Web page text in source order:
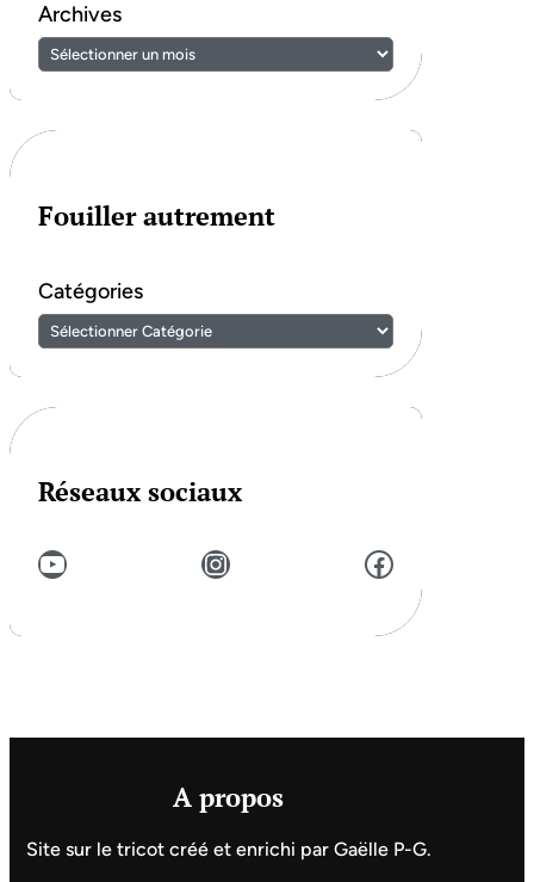
Archives
Fouiller autrement
Catégories
Réseaux sociaux
YouTube Instagram Facebook
A propos
Site sur le tricot créé et enrichi par Gaëlle P-G.